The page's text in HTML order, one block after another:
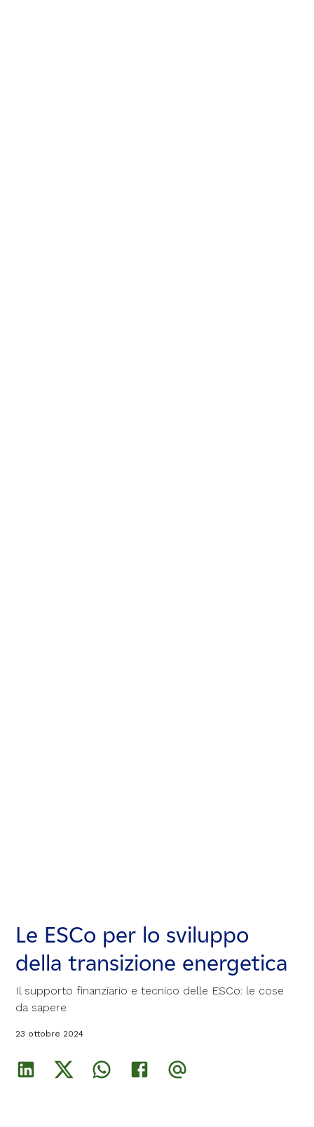
Le ESCo per lo sviluppo
della transizione energetica
Il supporto finanziario e tecnico delle ESCo: le cose
da sapere
23 ottobre 2024
Le ESCo per lo sviluppo
della transizione energetica
Il supporto finanziario e tecnico delle ESCo: le cose
da sapere
23 ottobre 2024
Le ESCo per lo sviluppo
della transizione energetica
Il supporto finanziario e tecnico delle ESCo: le cose
da sapere
23 ottobre 2024